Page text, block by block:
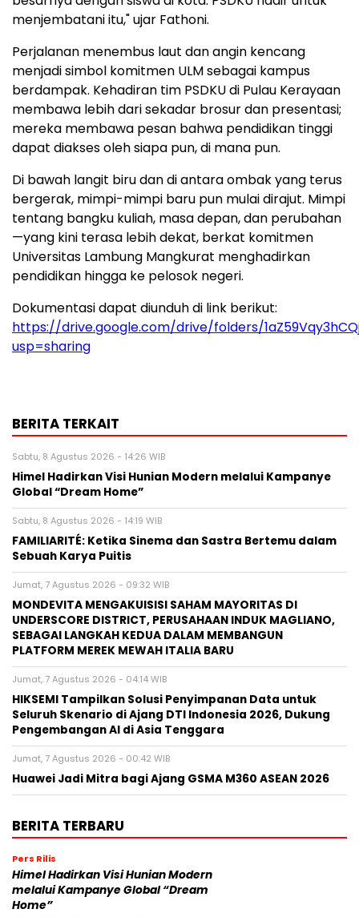
menjembatani itu," ujar Fathoni.
Perjalanan menembus laut dan angin kencang
menjadi simbol komitmen ULM sebagai kampus
berdampak. Kehadiran tim PSDKU di Pulau Kerayaan
membawa lebih dari sekadar brosur dan presentasi;
mereka membawa pesan bahwa pendidikan tinggi
dapat diakses oleh siapa pun, di mana pun.
Di bawah langit biru dan di antara ombak yang terus
bergerak, mimpi-mimpi baru pun mulai dirajut. Mimpi
tentang bangku kuliah, masa depan, dan perubahan
—yang kini terasa lebih dekat, berkat komitmen
Universitas Lambung Mangkurat menghadirkan
pendidikan hingga ke pelosok negeri.
Dokumentasi dapat diunduh di link berikut:
https://drive.google.com/drive/folders/
usp=sharing
BERITA TERKAIT
Sabtu, 8 Agustus 2026 - 14:26 WIB
Himel Hadirkan Visi Hunian Modern melalui Kampanye
Global “Dream Home”
Sabtu, 8 Agustus 2026 - 14:19 WIB
FAMILIARITÉ: Ketika Sinema dan Sastra Bertemu dalam
Sebuah Karya Puitis
Jumat, 7 Agustus 2026 - 09:32 WIB
MONDEVITA MENGAKUISISI SAHAM MAYORITAS DI
UNDERSCORE DISTRICT, PERUSAHAAN INDUK MAGLIANO,
SEBAGAI LANGKAH KEDUA DALAM MEMBANGUN
PLATFORM MEREK MEWAH ITALIA BARU
Jumat, 7 Agustus 2026 - 04:14 WIB
HIKSEMI Tampilkan Solusi Penyimpanan Data untuk
Seluruh Skenario di Ajang DTI Indonesia 2026, Dukung
Pengembangan AI di Asia Tenggara
Jumat, 7 Agustus 2026 - 00:42 WIB
Huawei Jadi Mitra bagi Ajang GSMA M360 ASEAN 2026
BERITA TERBARU
Pers Rilis
Himel Hadirkan Visi Hunian Modern
melalui Kampanye Global “Dream
Home”